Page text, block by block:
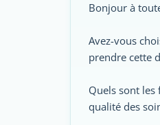
Bonjour à
Avez-vous
prendre cette
Quels sont
qualité des